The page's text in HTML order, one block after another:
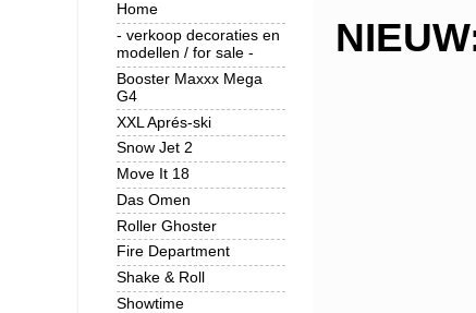
Home
- verkoop decoraties en
modellen / for sale -
Booster Maxxx Mega
G4
XXL Aprés-ski
Snow Jet 2
Move It 18
Das Omen
Roller Ghoster
Fire Department
Shake & Roll
Showtime